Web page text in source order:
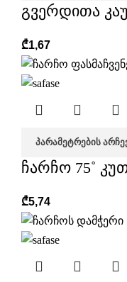
გვერდითა
₾1,67
ᲞᲐᲠᲐᲛᲔᲢᲠᲔᲑᲘᲡ
ჩარჩო 75˚
₾5,74